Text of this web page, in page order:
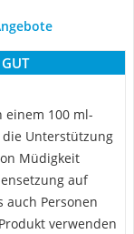
einem 100 ml-
Unterstützung
Müdigkeit
auf
auch Personen
verwenden